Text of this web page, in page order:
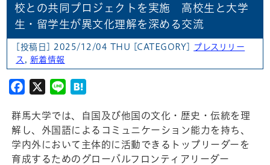
校との共同プロジェクトを実施 高校生と大学
生・留学生が異文化理解を深める交流
[投稿日] 2025/12/04 THU [CATEGORY]
プレスリリー
ス , 新着情報
Facebook
X Line
群馬大学では、自国及び他国の文化・歴史・伝統を理
解し、外国語によるコミュニケーション能力を持ち、
学内外において主体的に活動できるトップリーダーを
育成するためのグローバルフロンティアリーダー